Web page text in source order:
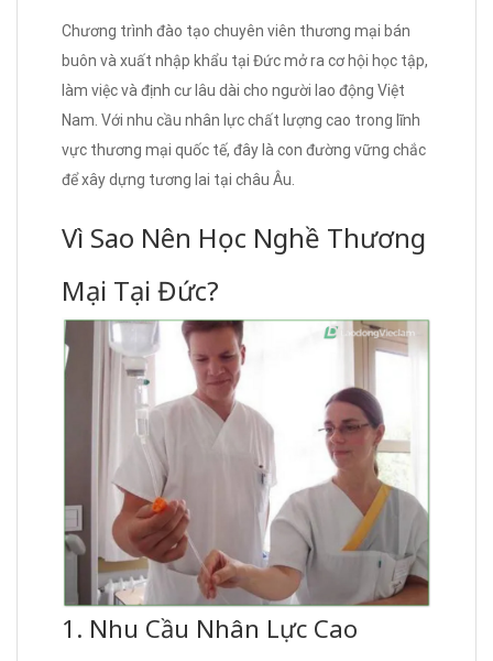
Chương trình đào tạo chuyên viên thương mại bán
buôn và xuất nhập khẩu tại Đức mở ra cơ hội học tập,
làm việc và định cư lâu dài cho người lao động Việt
Nam. Với nhu cầu nhân lực chất lượng cao trong lĩnh
vực thương mại quốc tế, đây là con đường vững chắc
để xây dựng tương lai tại châu Âu.
Vì Sao Nên Học Nghề Thương
Mại Tại Đức?
1. Nhu Cầu Nhân Lực Cao